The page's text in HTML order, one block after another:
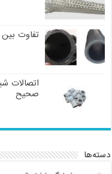
تفاوت
اتصالات
صحیح
دسته‌ها